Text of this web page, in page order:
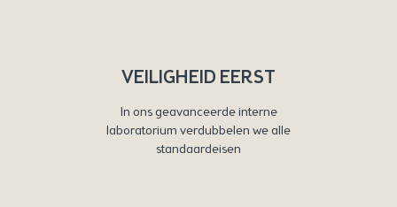
VEILIGHEID EERST
In ons geavanceerde interne
laboratorium verdubbelen we alle
standaardeisen